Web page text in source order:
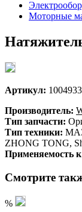
Моторные
Артикул:
Производитель:
Тип запчасти:
Тип техники:
ZHONG TONG,
Применяемость
Смотрите
%